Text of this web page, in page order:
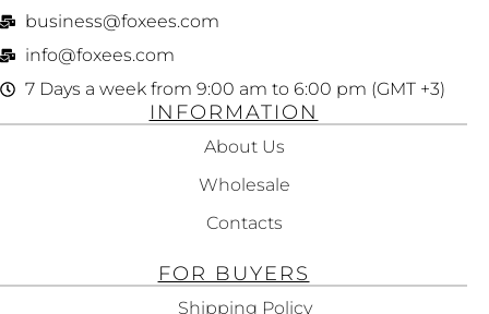
business@foxees.com
info@foxees.com
7 Days a week from 9:00 am to 6:00 pm (GMT +3)
INFORMATION
About Us
Wholesale
Contacts
FOR BUYERS
Shipping Policy